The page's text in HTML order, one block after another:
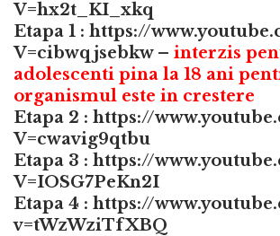
V=hx2t_KI_xkq
Etapa 1 : https://
V=cibwqjsebkw– interzis
adolescenti pina la 18 ani
organismul este in crestere
Etapa 2 : https://
V=cwavig9qtbu
Etapa 3 : https://
V=IOSG7PeKn2I
Etapa 4 : https://
v=tWzWziTfXBQ